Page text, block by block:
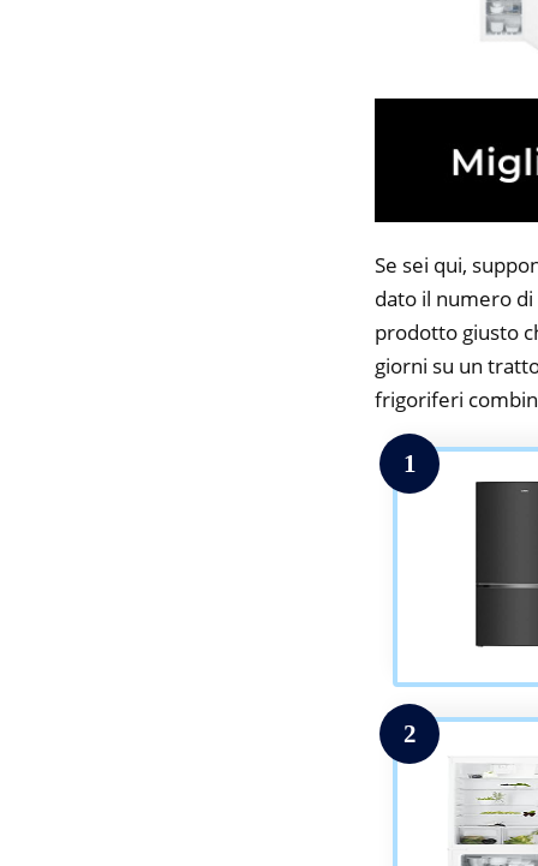
Se sei qui,
dato il numero
prodotto giusto
giorni su un
frigoriferi
1
2